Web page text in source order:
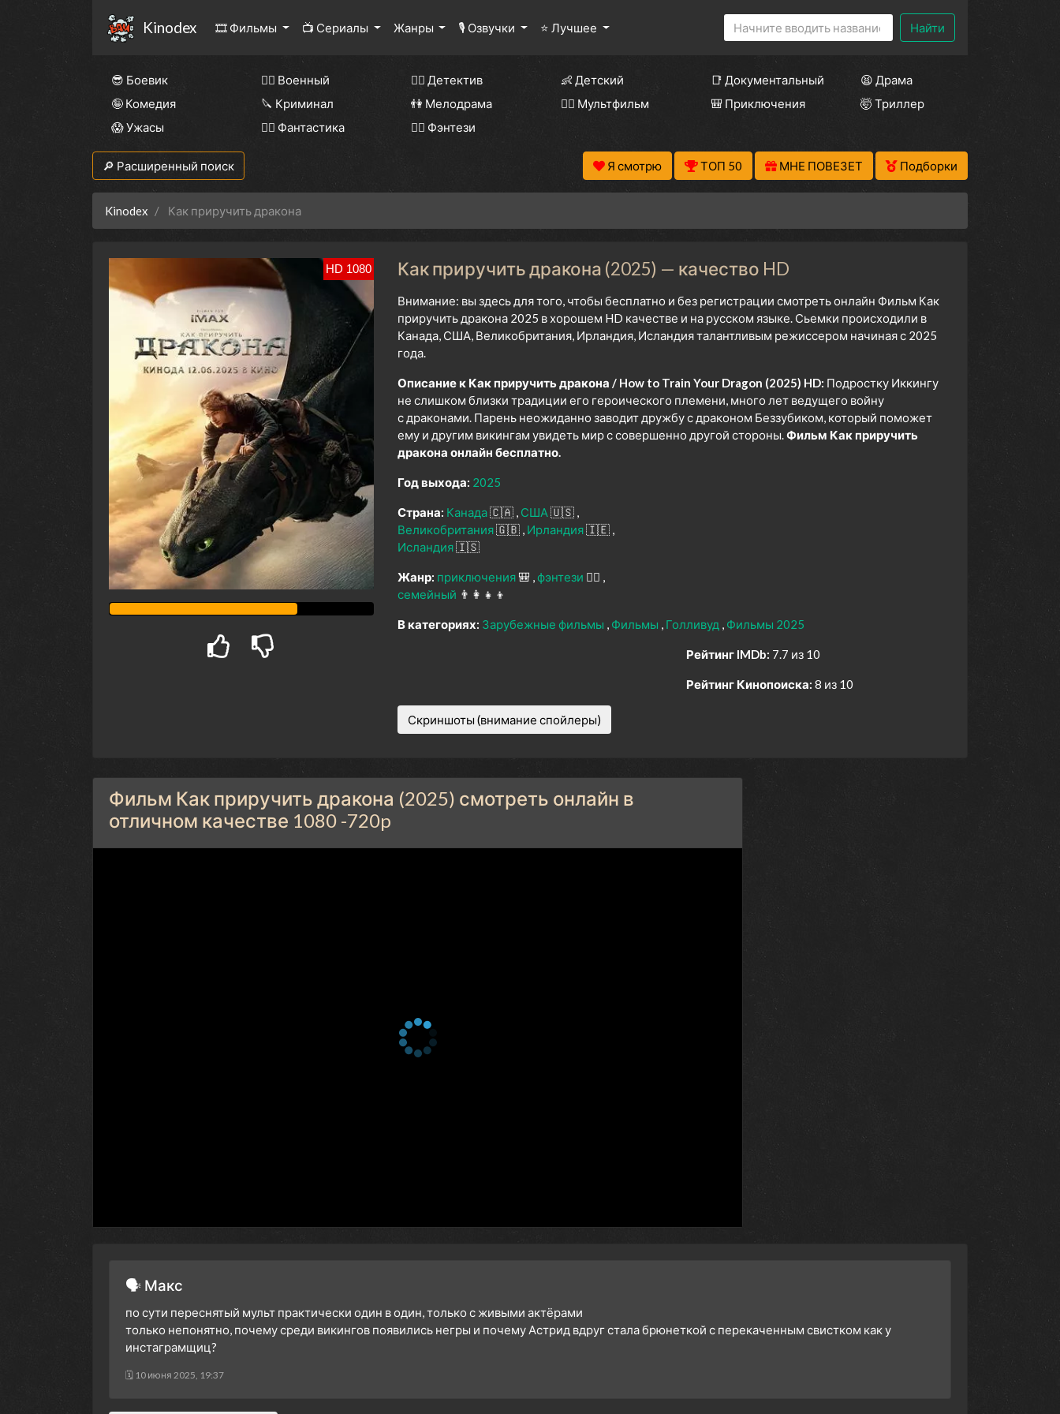
Kinodex 🎞 Фильмы 📺 Сериалы Жанры 🎙 Озвучки ⭐ Лучшее Найти
😎 Боевик 👨‍✈️ Военный 🕵️‍♂️ Детектив 👶 Детский 📑 Документальный
😫 Драма
🤪 Комедия
🔪 Криминал 👫 Мелодрама 🧚‍♀️ Мультфильм 🎒 Приключения
🤯 Триллер
😱 Ужасы
🧙‍♀️ Фантастика 🧝‍♂️ Фэнтези
🔎 Расширенный поиск Я смотрю ТОП 50 МНЕ ПОВЕЗЕТ Подборки
Kinodex Как приручить дракона
HD 1080 Как приручить дракона (2025) — качество HD
Внимание: вы здесь для того, чтобы бесплатно и без регистрации смотреть онлайн Фильм Как
приручить дракона 2025 в хорошем HD качестве и на русском языке. Сьемки происходили в
Канада, США, Великобритания, Ирландия, Исландия талантливым режиссером начиная с 2025
года.
Описание к Как приручить дракона / How to Train Your Dragon (2025) HD: Подростку Иккингу
не слишком близки традиции его героического племени, много лет ведущего войну
с драконами. Парень неожиданно заводит дружбу с драконом Беззубиком, который поможет
ему и другим викингам увидеть мир с совершенно другой стороны.Фильм Как приручить
дракона онлайн бесплатно.
Год выхода: 2025
Страна: Канада🇨🇦 США🇺🇸
Великобритания🇬🇧 Ирландия🇮🇪
Исландия🇮🇸
Жанр: приключения 🎒 фэнтези 🧝‍♂️
семейный 👨‍👩‍👧‍👦
В категориях: Зарубежные фильмы Фильмы Голливуд Фильмы 2025
Рейтинг IMDb: 7.7 из 10
Рейтинг Кинопоиска: 8 из 10
Скриншоты (внимание спойлеры)
Фильм Как приручить дракона (2025) смотреть онлайн в
отличном качестве 1080 -720p
🗣 Макс
по сути переснятый мульт практически один в один, только с живыми актёрами
только непонятно, почему среди викингов появились негры и почему Астрид вдруг стала брюнеткой с перекаченным свистком как у
инстаграмщиц?
🗓 10 июня 2025, 19:37